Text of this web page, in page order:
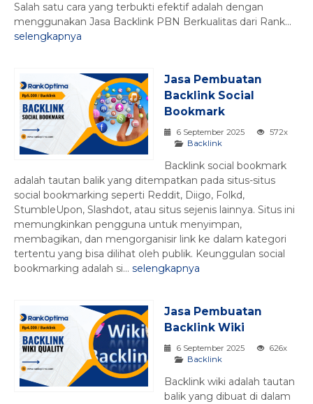
Salah satu cara yang terbukti efektif adalah dengan
menggunakan Jasa Backlink PBN Berkualitas dari Rank...
selengkapnya
Jasa Pembuatan
Backlink Social
Bookmark
6 September 2025
572x
Backlink
Backlink social bookmark
adalah tautan balik yang ditempatkan pada situs-situs
social bookmarking seperti Reddit, Diigo, Folkd,
StumbleUpon, Slashdot, atau situs sejenis lainnya. Situs ini
memungkinkan pengguna untuk menyimpan,
membagikan, dan mengorganisir link ke dalam kategori
tertentu yang bisa dilihat oleh publik. Keunggulan social
bookmarking adalah si... selengkapnya
Jasa Pembuatan
Backlink Wiki
6 September 2025
626x
Backlink
Backlink wiki adalah tautan
balik yang dibuat di dalam